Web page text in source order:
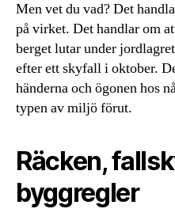
Men vet du vad? Det
på virket. Det handlar om
berget lutar under
efter ett skyfall i oktober.
händerna och ögonen hos
typen av miljö förut.
Räcken,
byggregler